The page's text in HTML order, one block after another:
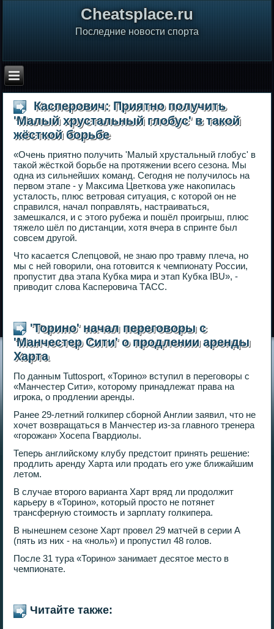
Сheatsplace.ru
Последние новости спорта
Касперович: Приятно получить
'Малый хрустальный глобус' в такой
жёсткой борьбе
«Очень приятно получить 'Малый хрустальный глобус' в
такой жёсткой борьбе на протяжении всего сезона. Мы
одна из сильнейших команд. Сегодня не получилось на
первом этапе - у Максима Цветкова уже накопилась
усталость, плюс ветровая ситуация, с которой он не
справился, начал поправлять, настраиваться,
замешкался, и с этого рубежа и пошёл проигрыш, плюс
тяжело шёл по дистанции, хотя вчера в спринте был
совсем другой.
Что касается Слепцовой, не знаю про травму плеча, но
мы с ней говорили, она готовится к чемпионату России,
пропустит два этапа Кубка мира и этап Кубка IBU», -
приводит слова Касперовича ТАСС.
'Торино' начал переговоры с
'Манчестер Сити' о продлении аренды
Харта
По данным Tuttosport, «Торино» вступил в переговоры с
«Манчестер Сити», которому принадлежат права на
игрока, о продлении аренды.
Ранее 29-летний голкипер сборной Англии заявил, что не
хочет возвращаться в Манчестер из-за главного тренера
«горожан» Хосепа Гвардиолы.
Теперь английскому клубу предстоит принять решение:
продлить аренду Харта или продать его уже ближайшим
летом.
В случае второго варианта Харт вряд ли продолжит
карьеру в «Торино», который просто не потянет
трансферную стоимость и зарплату голкипера.
В нынешнем сезоне Харт провел 29 матчей в серии A
(пять из них - на «ноль») и пропустил 48 голов.
После 31 тура «Торино» занимает десятое место в
чемпионате.
Читайте также: